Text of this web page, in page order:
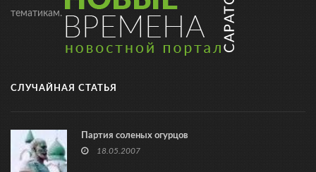
тематикам.
СЛУЧАЙНАЯ СТАТЬЯ
Партия соленых огурцов
18.05.2007